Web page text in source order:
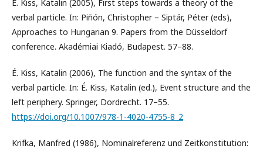
É. Kiss, Katalin (2005), First steps towards a theory of the
verbal particle. In: Piñón, Christopher – Siptár, Péter (eds),
Approaches to Hungarian 9. Papers from the Düsseldorf
conference. Akadémiai Kiadó, Budapest. 57–88.
É. Kiss, Katalin (2006), The function and the syntax of the
verbal particle. In: É. Kiss, Katalin (ed.), Event structure and the
left periphery. Springer, Dordrecht. 17–55.
https://doi.org/10.1007/978-1-4020-4755-8_2
Krifka, Manfred (1986), Nominalreferenz und Zeitkonstitution: